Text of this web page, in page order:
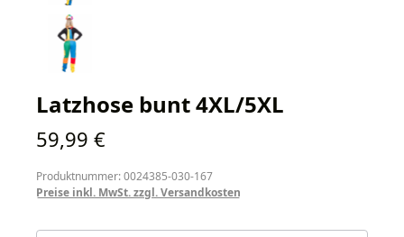
Latzhose bunt 4XL/5XL
Regulärer Preis:
59,99 €
Produktnummer: 0024385-030-167
Preise inkl. MwSt. zzgl. Versandkosten